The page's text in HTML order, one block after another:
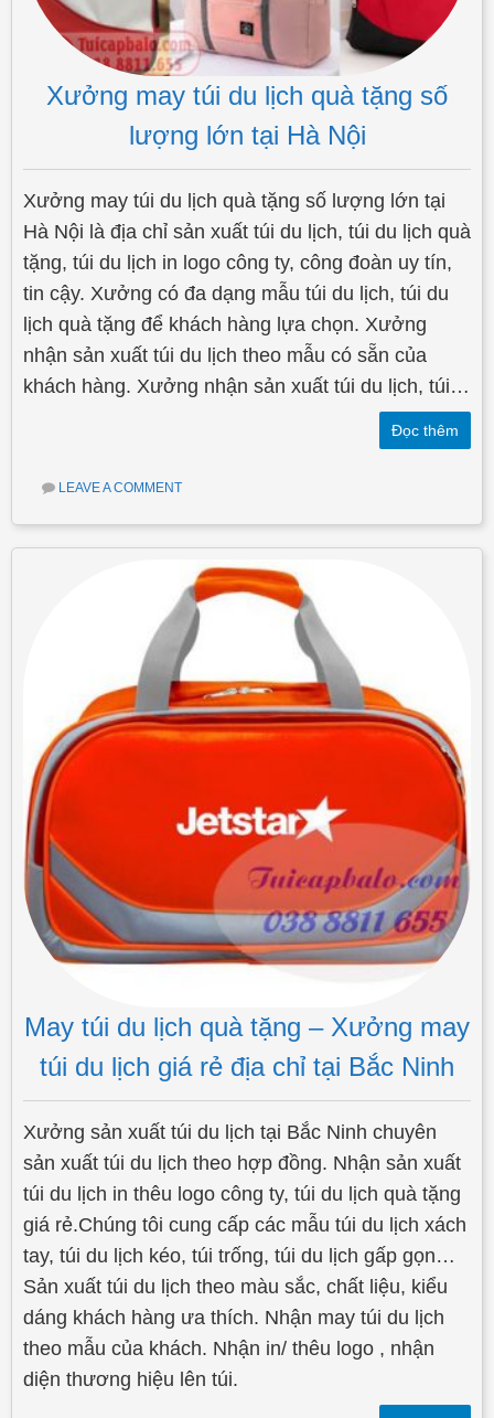
Xưởng may túi du lịch quà tặng số
lượng lớn tại Hà Nội
Xưởng may túi du lịch quà tặng số lượng lớn tại
Hà Nội là địa chỉ sản xuất túi du lịch, túi du lịch quà
tặng, túi du lịch in logo công ty, công đoàn uy tín,
tin cậy. Xưởng có đa dạng mẫu túi du lịch, túi du
lịch quà tặng để khách hàng lựa chọn. Xưởng
nhận sản xuất túi du lịch theo mẫu có sẵn của
khách hàng. Xưởng nhận sản xuất túi du lịch, túi…
Đọc thêm
LEAVE A COMMENT
May túi du lịch quà tặng – Xưởng may
túi du lịch giá rẻ địa chỉ tại Bắc Ninh
Xưởng sản xuất túi du lịch tại Bắc Ninh chuyên
sản xuất túi du lịch theo hợp đồng. Nhận sản xuất
túi du lịch in thêu logo công ty, túi du lịch quà tặng
giá rẻ.Chúng tôi cung cấp các mẫu túi du lịch xách
tay, túi du lịch kéo, túi trống, túi du lịch gấp gọn…
Sản xuất túi du lịch theo màu sắc, chất liệu, kiểu
dáng khách hàng ưa thích. Nhận may túi du lịch
theo mẫu của khách. Nhận in/ thêu logo , nhận
diện thương hiệu lên túi.